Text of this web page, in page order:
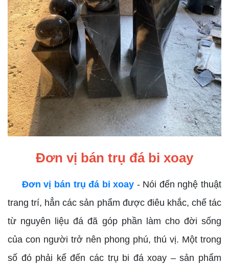
Đơn vị bán trụ đá bi xoay
Đơn vị bán trụ đá bi xoay - Nói đến nghệ thuật
trang trí, hẳn các sản phẩm được điêu khắc, chế tác
từ nguyên liệu đá đã góp phần làm cho đời sống
của con người trở nên phong phú, thú vị. Một trong
số đó phải kể đến các trụ bi đá xoay – sản phẩm